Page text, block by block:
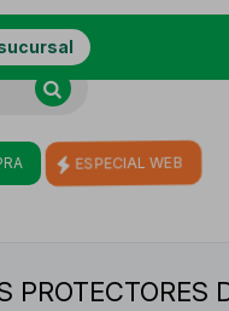
ESPECIAL WEB
PROTECTORES